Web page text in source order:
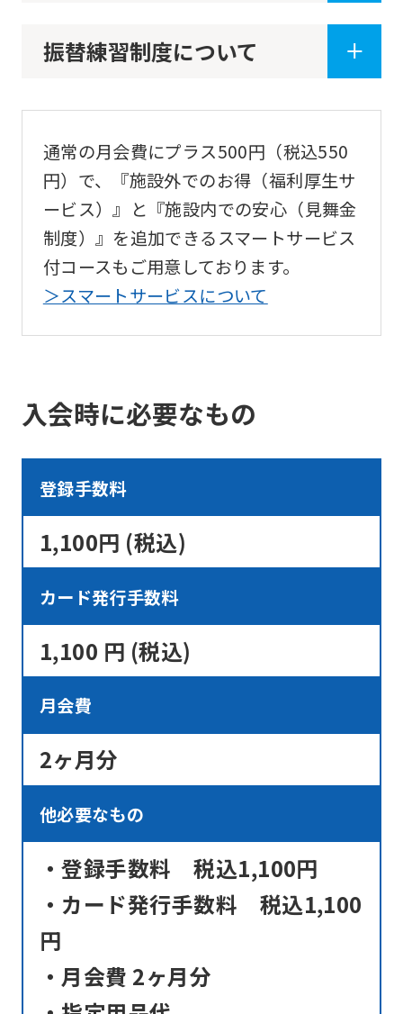
振替練習制度について
通常の月会費にプラス500円（税込550
円）で、『施設外でのお得（福利厚生サ
ービス）』と『施設内での安心（見舞金
制度）』を追加できるスマートサービス
付コースもご用意しております。
＞スマートサービスについて
入会時に必要なもの
登録手数料
1,100円 (税込)
カード発行手数料
1,100 円 (税込)
月会費
2ヶ月分
他必要なもの
・登録手数料 税込1,100円
・カード発行手数料 税込1,100
円
・月会費 2ヶ月分